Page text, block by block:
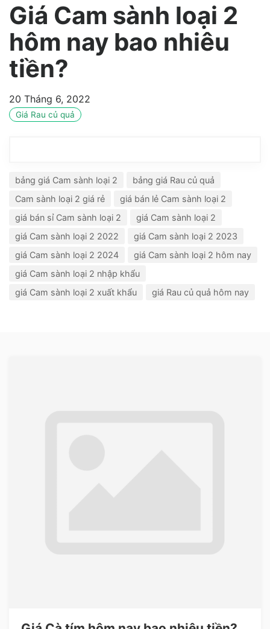
Giá Cam sành loại 2
hôm nay bao nhiêu
tiền?
20 Tháng 6, 2022
Giá Rau củ quả
bảng giá Cam sành loại 2
bảng giá Rau củ quả
Cam sành loại 2 giá rẻ
giá bán lẻ Cam sành loại 2
giá bán sỉ Cam sành loại 2
giá Cam sành loại 2
giá Cam sành loại 2 2022
giá Cam sành loại 2 2023
giá Cam sành loại 2 2024
giá Cam sành loại 2 hôm nay
giá Cam sành loại 2 nhập khẩu
giá Cam sành loại 2 xuất khẩu
giá Rau củ quả hôm nay